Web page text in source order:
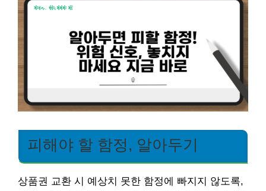
피해야 할 함정, 알아두기
상품권 교환 시 예상치 못한 함정에 빠지지 않도록,